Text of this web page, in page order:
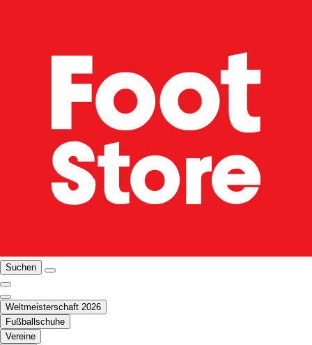
Suchen
Weltmeisterschaft 2026
Fußballschuhe
Vereine